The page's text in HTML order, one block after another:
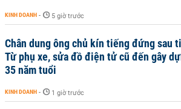
KINH DOANH - 5 giờ trước
Chân dung ông chủ kín tiếng đứng sau
Từ phụ xe, sửa đồ điện tử cũ đến gây
35 năm tuổi
KINH DOANH - 1 giờ trước